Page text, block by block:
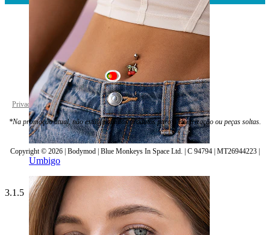
Umbigo
Portugal
Privacy policy Cookie settings
*Na promoção atual, não estão incluídos produtos para a cicatrização ou peças soltas.
Copyright © 2026 | Bodymod | Blue Monkeys In Space Ltd. | C 94794 | MT26944223 |
3.1.5